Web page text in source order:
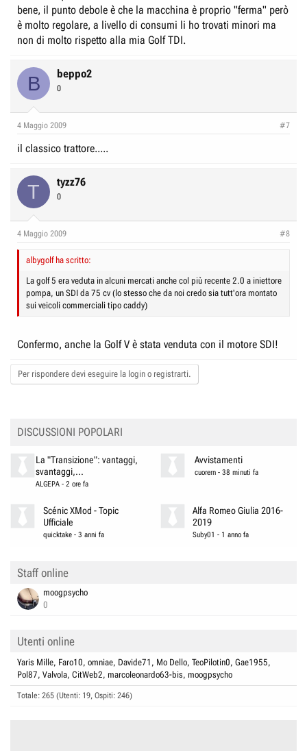
bene, il punto debole è che la macchina è proprio "ferma" però
è molto regolare, a livello di consumi li ho trovati minori ma
non di molto rispetto alla mia Golf TDI.
B beppo2
0
4 Maggio 2009 #7
il classico trattore.....
T tyzz76
0
4 Maggio 2009 #8
albygolf ha scritto:
La golf 5 era veduta in alcuni mercati anche col più recente 2.0 a iniettore
pompa, un SDI da 75 cv (lo stesso che da noi credo sia tutt'ora montato
sui veicoli commerciali tipo caddy)
Confermo, anche la Golf V è stata venduta con il motore SDI!
Per rispondere devi eseguire la login o registrarti.
DISCUSSIONI POPOLARI
La "Transizione": vantaggi,
svantaggi,...
ALGEPA- 2 ore fa
Avvistamenti
cuorern - 38 minuti fa
Scénic XMod - Topic
Ufficiale
quicktake -3 anni fa
Alfa Romeo Giulia 2016-
2019
Suby01 - 1 anno fa
Staff online
moogpsycho
0
Utenti online
Yaris Mille Faro10 omniae Davide71 Mo Dello TeoPilotin0 Gae1955
Pol87 Valvola CitWeb2 marcoleonardo63-bis moogpsycho
Totale: 265 (Utenti: 19, Ospiti: 246)